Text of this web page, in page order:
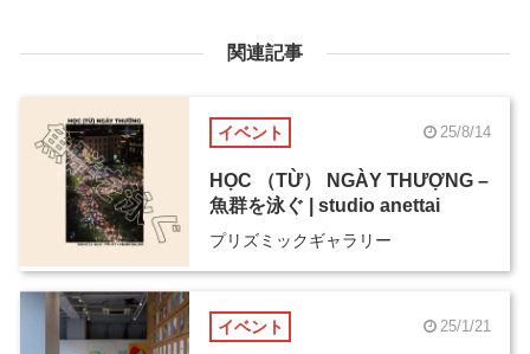
関連記事
イベント 25/8/14
HỌC （TỪ） NGÀY THƯỢNG –
魚群を泳ぐ | studio anettai
プリズミックギャラリー
イベント 25/1/21